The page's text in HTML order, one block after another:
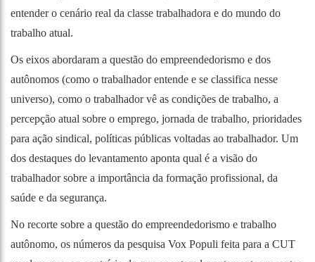
entender o cenário real da classe trabalhadora e do mundo do
trabalho atual.
Os eixos abordaram a questão do empreendedorismo e dos
autônomos (como o trabalhador entende e se classifica nesse
universo), como o trabalhador vê as condições de trabalho, a
percepção atual sobre o emprego, jornada de trabalho, prioridades
para ação sindical, políticas públicas voltadas ao trabalhador. Um
dos destaques do levantamento aponta qual é a visão do
trabalhador sobre a importância da formação profissional, da
saúde e da segurança.
No recorte sobre a questão do empreendedorismo e trabalho
autônomo, os números da pesquisa Vox Populi feita para a CUT